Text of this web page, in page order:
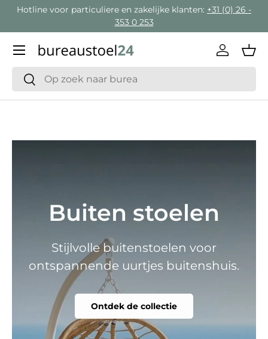
Hotline voor particuliere en zakelijke klanten: +31 (0) 26 -
353 0 253
Zoeken
Zoeken
Inloggen
Menu
Buiten stoelen
Stijlvolle buitenstoelen voor
ontspannende uurtjes buitenshuis.
Ontdek de collectie